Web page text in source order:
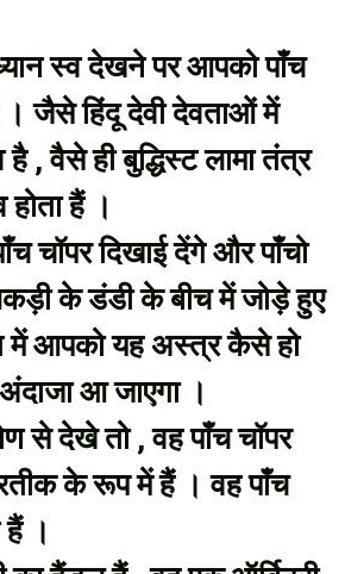
स्व देखने पर आपको पाँच
। जैसे हिंदू देवी देवताओं में
, वैसे ही बुद्धिस्ट लामा तंत्र
होता हैं ।
चॉपर दिखाई देंगे और पाँचो
के डंडी के बीच में जोड़े हुए
आपको यह अस्त्र कैसे हो
आ जाएगा ।
से देखे तो , वह पाँच चॉपर
के रूप में हैं । वह पाँच
हैं ।